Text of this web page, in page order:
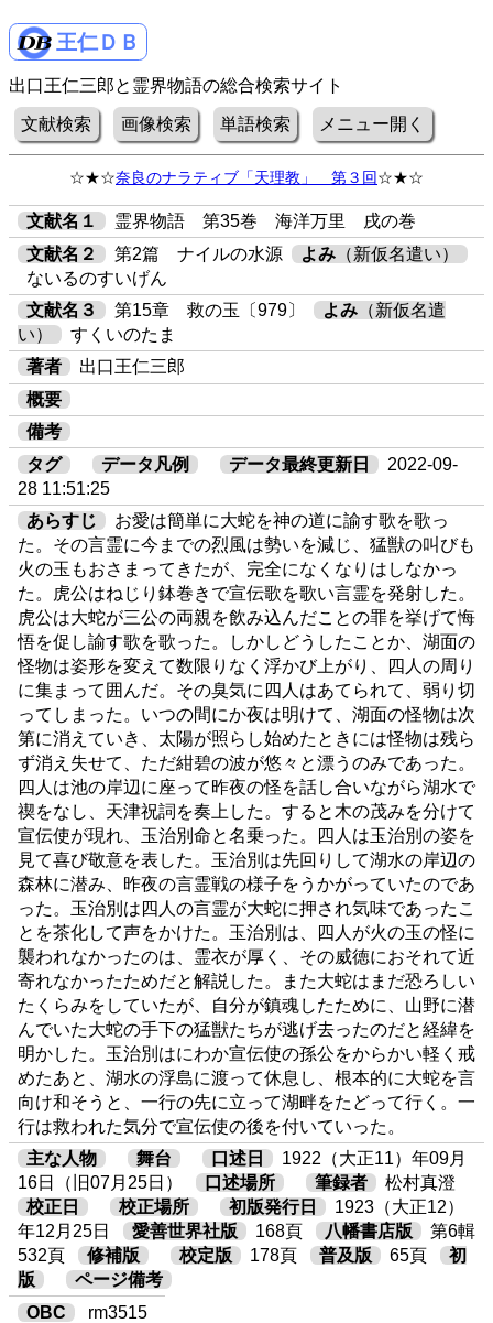
王仁ＤＢ
出口王仁三郎と霊界物語の総合検索サイト
文献検索 画像検索 単語検索 メニュー開く
☆★☆奈良のナラティブ「天理教」 第３回☆★☆
文献名１
霊界物語 第35巻 海洋万里 戌の巻
文献名２
第2篇 ナイルの水源 よみ （新仮名遣い）
ないるのすいげん
文献名３
第15章 救の玉〔979〕 よみ （新仮名遣
い）
すくいのたま
著者
出口王仁三郎
概要
備考
タグ
データ凡例 データ最終更新日
2022-09-
28 11:51:25
あらすじ
お愛は簡単に大蛇を神の道に諭す歌を歌っ
た。その言霊に今までの烈風は勢いを減じ、猛獣の叫びも
火の玉もおさまってきたが、完全になくなりはしなかっ
た。虎公はねじり鉢巻きで宣伝歌を歌い言霊を発射した。
虎公は大蛇が三公の両親を飲み込んだことの罪を挙げて悔
悟を促し諭す歌を歌った。しかしどうしたことか、湖面の
怪物は姿形を変えて数限りなく浮かび上がり、四人の周り
に集まって囲んだ。その臭気に四人はあてられて、弱り切
ってしまった。いつの間にか夜は明けて、湖面の怪物は次
第に消えていき、太陽が照らし始めたときには怪物は残ら
ず消え失せて、ただ紺碧の波が悠々と漂うのみであった。
四人は池の岸辺に座って昨夜の怪を話し合いながら湖水で
禊をなし、天津祝詞を奏上した。すると木の茂みを分けて
宣伝使が現れ、玉治別命と名乗った。四人は玉治別の姿を
見て喜び敬意を表した。玉治別は先回りして湖水の岸辺の
森林に潜み、昨夜の言霊戦の様子をうかがっていたのであ
った。玉治別は四人の言霊が大蛇に押され気味であったこ
とを茶化して声をかけた。玉治別は、四人が火の玉の怪に
襲われなかったのは、霊衣が厚く、その威徳におそれて近
寄れなかったためだと解説した。また大蛇はまだ恐ろしい
たくらみをしていたが、自分が鎮魂したために、山野に潜
んでいた大蛇の手下の猛獣たちが逃げ去ったのだと経緯を
明かした。玉治別はにわか宣伝使の孫公をからかい軽く戒
めたあと、湖水の浮島に渡って休息し、根本的に大蛇を言
向け和そうと、一行の先に立って湖畔をたどって行く。一
行は救われた気分で宣伝使の後を付いていった。
主な人物
舞台 口述日
1922（大正11）年09月
16日（旧07月25日）
口述場所 筆録者
松村真澄
校正日
校正場所 初版発行日
1923（大正12）
年12月25日
愛善世界社版 168頁 八幡書店版
第6輯
532頁
修補版 校定版 178頁 普及版 65頁
初
版
ページ備考
OBC
rm3515